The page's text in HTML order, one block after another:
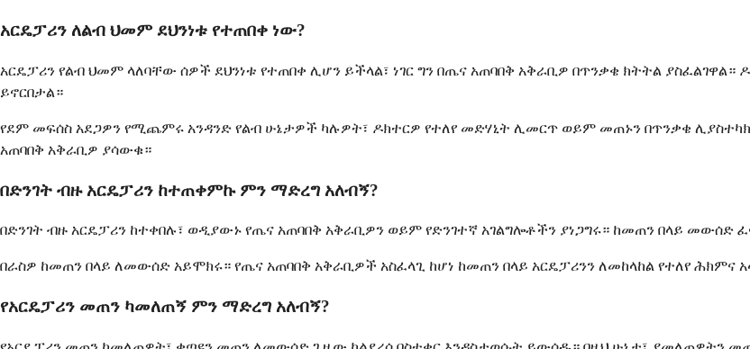
አርዴፓሪን ለልብ ህመም ደህንነቱ የተጠበቀ ነው?
አርዴፓሪን የልብ ህመም ላለባቸው ሰዎች ደህንነቱ የተጠበቀ ሊሆን ይችላል፣ ነገር ግን በጤና አጠባበቅ አቅራቢዎ በጥንቃቄ ክትትል
ይኖርበታል።
የደም መፍሰስ አደጋዎን የሚጨምሩ አንዳንድ የልብ ሁኔታዎች ካሉዎት፣ ዶክተርዎ የተለየ መድሃኒት ሊመርጥ ወይም መጠኑን በጥንቃቄ
አጠባበቅ አቅራቢዎ ያሳውቁ።
በድንገት ብዙ አርዴፓሪን ከተጠቀምኩ ምን ማድረግ አለብኝ?
በድንገት ብዙ አርዴፓሪን ከተቀበሉ፣ ወዲያውኑ የጤና አጠባበቅ አቅራቢዎን ወይም የድንገተኛ አገልግሎቶችን ያነጋግሩ። ከመጠን በላይ መውሰድ
በራስዎ ከመጠን በላይ ለመውሰድ አይሞክሩ። የጤና አጠባበቅ አቅራቢዎች አስፈላጊ ከሆነ ከመጠን በላይ አርዴፓሪንን ለመከላከል የተለየ ሕክምና
የአርዴፓሪን መጠን ካመለጠኝ ምን ማድረግ አለብኝ?